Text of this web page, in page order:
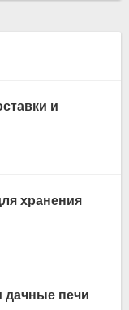
и
хранения
дачные печи